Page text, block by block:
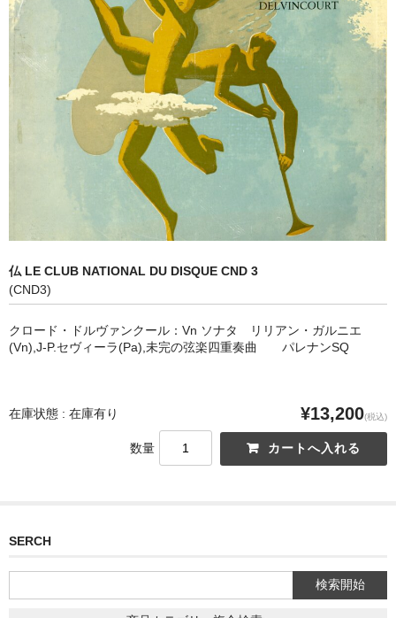
声楽曲
合唱
オペラ
PICK UP
ORDER
仏 LE CLUB NATIONAL DU DISQUE CND 3
(CND3)
クロード・ドルヴァンクール：Vn ソナタ リリアン・ガルニエ
(Vn),J-P.セヴィーラ(Pa),未完の弦楽四重奏曲 パレナンSQ
在庫状態 : 在庫有り ¥13,200(税込)
数量
SERCH